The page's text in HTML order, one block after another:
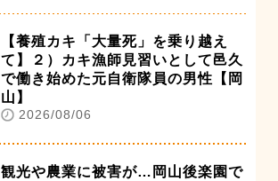
【養殖カキ「大量死」を乗り越え
て】２）カキ漁師見習いとして邑久
で働き始めた元自衛隊員の男性【岡
山】
2026/08/06
観光や農業に被害が…岡山後楽園で